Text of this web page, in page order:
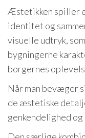
Æstetikken spiller
identitet og
visuelle udtryk,
bygningerne
borgernes
Når man bevæger
de æstetiske
genkendelighed